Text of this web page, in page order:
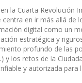
la Cuarta Revolución
en ir más allá de
digital como un
estratégica y
profundo de las
y los retos de la
y autorizada para